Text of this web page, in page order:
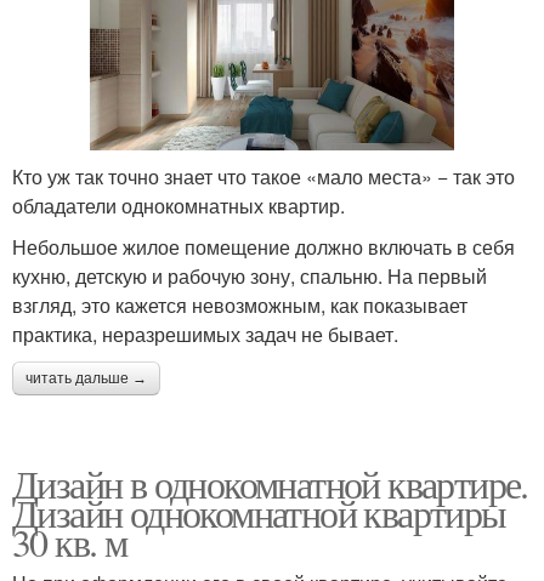
Кто уж так точно знает что такое «мало места» − так это
обладатели однокомнатных квартир.
Небольшое жилое помещение должно включать в себя
кухню, детскую и рабочую зону, спальню. На первый
взгляд, это кажется невозможным, как показывает
практика, неразрешимых задач не бывает.
читать дальше →
Дизайн в однокомнатной квартире.
Дизайн однокомнатной квартиры
30 кв. м